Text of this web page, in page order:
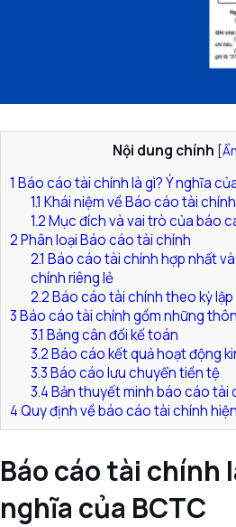
Nội dung chính [Ẩn
1 Báo cáo tài chính là gì? Ý nghĩa
1.1 Khái niệm về Báo cáo tài chính
1.2Mục đích và vai trò của báo
2Phân loại Báo cáo tài chính
2.1 Báo cáo tài chính hợp nhất
chính riêng lẻ
2.2Báo cáo tài chính theo kỳ lập
3Báo cáo tài chính gồm những
3.1 Bảng cân đối kế toán
3.2Báo cáo kết quả hoạt động
3.3Báo cáo lưu chuyển tiền tệ
3.4Bản thuyết minh báo cáo tài
4Quy định về báo cáo tài chính
Báo cáo tài chính
nghĩa của BCTC